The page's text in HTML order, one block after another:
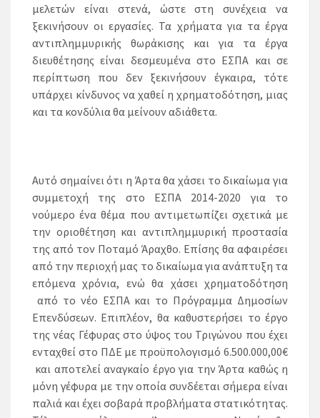
μελετών είναι στενά, ώστε στη συνέχεια να
ξεκινήσουν οι εργασίες. Τα χρήματα για τα έργα
αντιπλημμυρικής θωράκισης και για τα έργα
διευθέτησης είναι δεσμευμένα στο ΕΣΠΑ και σε
περίπτωση που δεν ξεκινήσουν έγκαιρα, τότε
υπάρχει κίνδυνος να χαθεί η χρηματοδότηση, μιας
και τα κονδύλια θα μείνουν αδιάθετα.
Αυτό σημαίνει ότι η Άρτα θα χάσει το δικαίωμα για
συμμετοχή της στο ΕΣΠΑ 2014-2020 για το
νούμερο ένα θέμα που αντιμετωπίζει σχετικά με
την οριοθέτηση και αντιπλημμυρική προστασία
της από τον Ποταμό Άραχθο. Επίσης θα αφαιρέσει
από την περιοχή μας το δικαίωμα για ανάπτυξη τα
επόμενα χρόνια, ενώ θα χάσει χρηματοδότηση
από το νέο ΕΣΠΑ και το Πρόγραμμα Δημοσίων
Επενδύσεων. Επιπλέον, θα καθυστερήσει το έργο
της νέας Γέφυρας στο ύψος του Τριγώνου που έχει
ενταχθεί στο ΠΔΕ με προϋπολογισμό 6.500.000,00€
και αποτελεί αναγκαίο έργο για την Άρτα καθώς η
μόνη γέφυρα με την οποία συνδέεται σήμερα είναι
παλιά και έχει σοβαρά προβλήματα στατικότητας.